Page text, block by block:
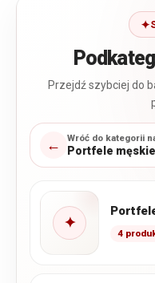
Przejdź szybciej do
← Wróć do kategorii
Portfele męskie
✦
4